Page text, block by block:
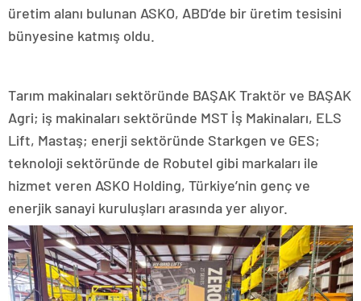
üretim alanı bulunan ASKO, ABD’de bir üretim tesisini
bünyesine katmış oldu.
Tarım makinaları sektöründe BAŞAK Traktör ve BAŞAK
Agri; iş makinaları sektöründe MST İş Makinaları, ELS
Lift, Mastaş; enerji sektöründe Starkgen ve GES;
teknoloji sektöründe de Robutel gibi markaları ile
hizmet veren ASKO Holding, Türkiye’nin genç ve
enerjik sanayi kuruluşları arasında yer alıyor.